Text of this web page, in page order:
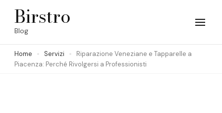
Skip
(Press
Birstro
Blog
Home Servizi
Riparazione Veneziane e Tapparelle a
Piacenza: Perché Rivolgersi a Professionisti